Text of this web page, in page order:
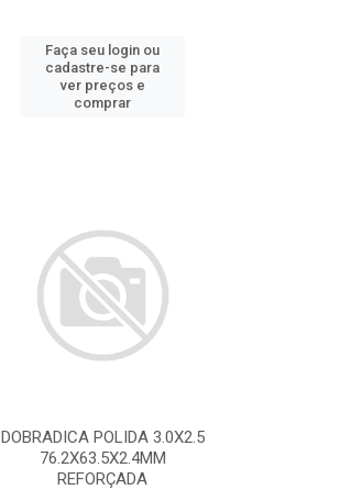
Faça seu login ou
cadastre-se para
ver preços e
comprar
DOBRADICA POLIDA 3.0X2.5
76.2X63.5X2.4MM
REFORÇADA